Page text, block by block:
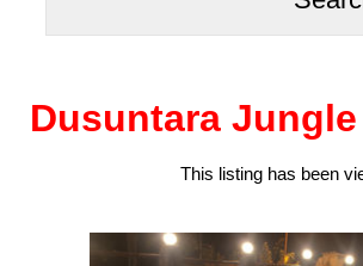
Dusuntara
This listing has been